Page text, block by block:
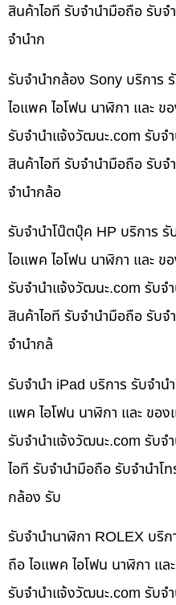
สินค้าไอที รับจำนำมือถือ รับ
จำนำก
รับจำนำกล้อง Sony บริการ
ไอแพค ไอโฟน นาฬิกา และ ข
รับจํานําแจ้งวัฒนะ.com รับจ
สินค้าไอที รับจำนำมือถือ รับ
จำนำกล้อ
รับจำนำโน๊ตบุ๊ค HP บริการ
ไอแพค ไอโฟน นาฬิกา และ ข
รับจํานําแจ้งวัฒนะ.com รับจ
สินค้าไอที รับจำนำมือถือ รับ
จำนำกล้
รับจำนำ iPad บริการ รับจำน
แพค ไอโฟน นาฬิกา และ ขอ
รับจํานําแจ้งวัฒนะ.com รับจ
ไอที รับจำนำมือถือ รับจำนำโ
กล้อง รับ
รับจำนำนาฬิกา ROLEX บริ
ถือ ไอแพค ไอโฟน นาฬิกา แ
รับจํานําแจ้งวัฒนะ.com รับจ